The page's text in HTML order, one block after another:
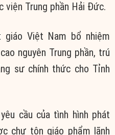
viện Trung phần Hải Đức.
giáo Việt Nam bổ nhiệm
nguyên Trung phần, trú
sư chính thức cho Tỉnh
cầu của tình hình phát
chư tôn giáo phẩm lãnh